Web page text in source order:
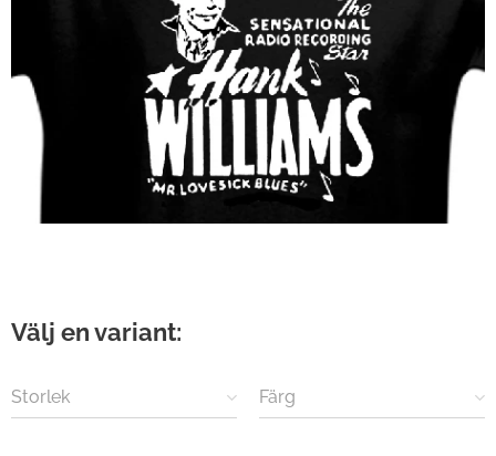
Välj en variant:
Storlek Färg